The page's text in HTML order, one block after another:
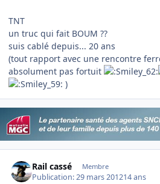
TNT
un truc qui fait BOUM ??
suis cablé depuis... 20 ans
(tout rapport avec une rencontre
absolument pas fortuit
)
Rail cassé Membre
Publication:29 mars 201214 ans